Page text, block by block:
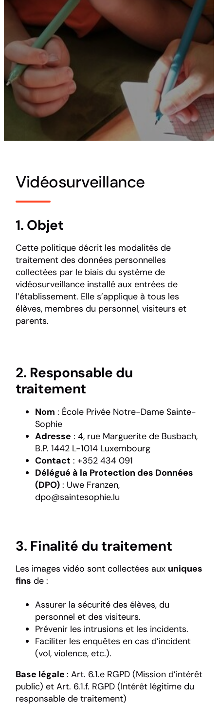
Vidéosurveillance
1. Objet
Cette politique décrit les modalités de
traitement des données personnelles
collectées par le biais du système de
vidéosurveillance installé aux entrées de
l’établissement. Elle s’applique à tous les
élèves, membres du personnel, visiteurs et
parents.
2. Responsable du
traitement
Nom : École Privée Notre-Dame Sainte-
Sophie
Adresse : 4, rue Marguerite de Busbach,
B.P. 1442 L-1014 Luxembourg
Contact : +352 434 091
Délégué à la Protection des Données
(DPO) : Uwe Franzen,
dpo@saintesophie.lu
3. Finalité du traitement
Les images vidéo sont collectées aux uniques
fins de :
Assurer la sécurité des élèves, du
personnel et des visiteurs.
Prévenir les intrusions et les incidents.
Faciliter les enquêtes en cas d’incident
(vol, violence, etc.).
Base légale : Art. 6.1.e RGPD (Mission d’intérêt
public) et Art. 6.1.f. RGPD (Intérêt légitime du
responsable de traitement)